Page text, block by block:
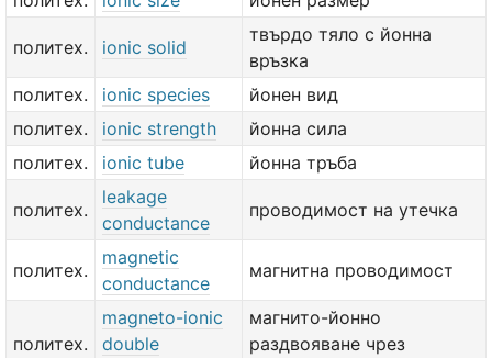
политех. ionic solid
твърдо тяло с йонна
връзка
политех.
ionic species
йонен вид
политех.
ionic strength
йонна сила
политех.
ionic tube йонна тръба
политех.
leakage
conductance
проводимост на утечка
политех.
magnetic
conductance
магнитна проводимост
политех.
magneto-ionic
double
магнито-йонно
раздвояване чрез